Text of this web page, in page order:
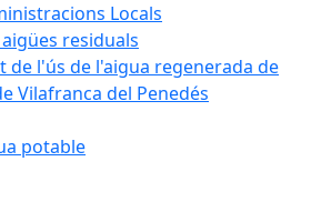
Locals
residuals
de l'ús de l'aigua regenerada de
Vilafranca del Penedés
potable